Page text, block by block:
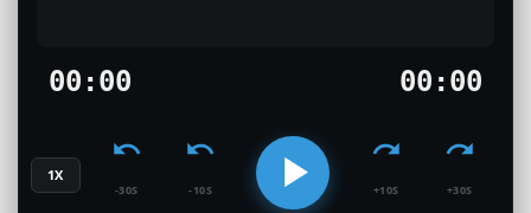
00:00 00:00
1X
-30S -10S +10S +30S